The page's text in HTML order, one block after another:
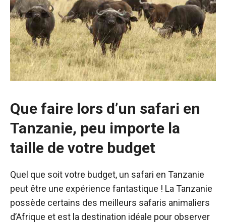
Que faire lors d’un safari en
Tanzanie, peu importe la
taille de votre budget
Quel que soit votre budget, un safari en Tanzanie
peut être une expérience fantastique ! La Tanzanie
possède certains des meilleurs safaris animaliers
d’Afrique et est la destination idéale pour observer